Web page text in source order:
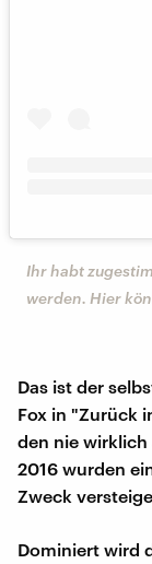
Ihr habt
werden. Hier
Das ist der
Fox in "Zurück
den nie wirklich
2016 wurden
Zweck
Dominiert wird